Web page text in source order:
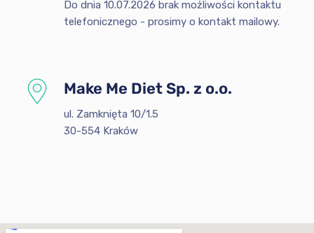
Do dnia 10.07.2026 brak możliwości kontaktu
telefonicznego - prosimy o kontakt mailowy.
Make Me Diet Sp. z o.o.
ul. Zamknięta 10/1.5
30-554 Kraków